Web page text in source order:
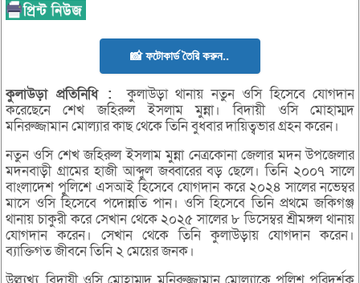
📸 ফটোকার্ড তৈরি করুন..
কুলাউড়াপ্রতিনিধি : কুলাউড়া থানায় নতুন ওসি হিসেবে যোগদান
করেছেনে শেখ জহিরুল ইসলাম মুন্না। বিদায়ী ওসি মোহাম্মদ
মনিরুজ্জামান মোল্যার কাছ থেকে তিনি বুধবার দায়িত্বভার গ্রহন করেন।
নতুন ওসি শেখ জহিরুল ইসলাম মুন্না নেত্রকোনা জেলার মদন উপজেলার
মদনবাড়ী গ্রামের হাজী আব্দুল জব্বারের বড় ছেলে। তিনি ২০০৭ সালে
বাংলাদেশ পুলিশে এসআই হিসেবে যোগদান করে ২০২৪ সালের নভেম্বর
মাসে ওসি হিসেবে পদোন্নতি পান। ওসি হিসেবে তিনি প্রথমে জকিগঞ্জ
থানায় চাকুরী করে সেখান থেকে ২০২৫ সালের ৮ ডিসেম্বর শ্রীমঙ্গল থানায়
যোগদান করেন। সেখান থেকে তিনি কুলাউড়ায় যোগদান করেন।
ব্যাক্তিগত জীবনে তিনি ২ মেয়ের জনক।